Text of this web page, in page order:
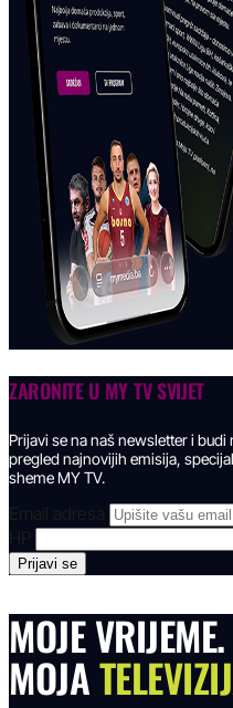
ZARONITE U MY TV SVIJET
Prijavi se na naš newsletter i
pregled najnovijih emisija,
sheme MY TV.
Email adresa
MOJE VRIJEME.
MOJA